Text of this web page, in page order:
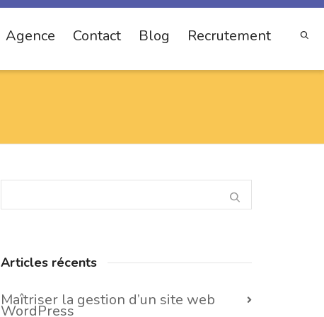
Agence Contact Blog Recrutement
Articles récents
Maîtriser la gestion d’un site web
WordPress